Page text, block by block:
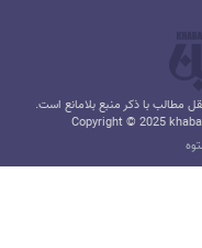
مطالب با ذکر منبع بلامانع است.
Copyright © 2025